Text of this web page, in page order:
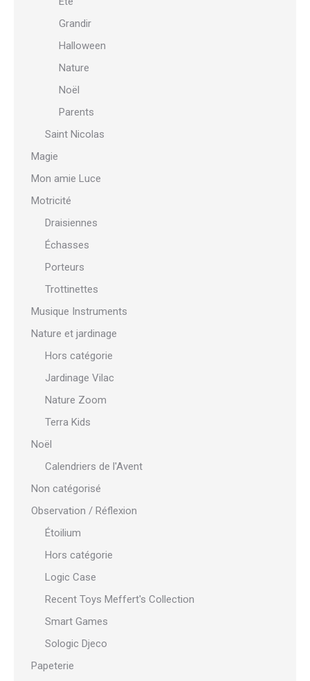
Grandir
Halloween
Nature
Noël
Parents
Saint Nicolas
Magie
Mon amie Luce
Motricité
Draisiennes
Échasses
Porteurs
Trottinettes
Musique Instruments
Nature et jardinage
Hors catégorie
Jardinage Vilac
Nature Zoom
Terra Kids
Noël
Calendriers de l'Avent
Non catégorisé
Observation / Réflexion
Étoilium
Hors catégorie
Logic Case
Recent Toys Meffert's Collection
Smart Games
Sologic Djeco
Papeterie